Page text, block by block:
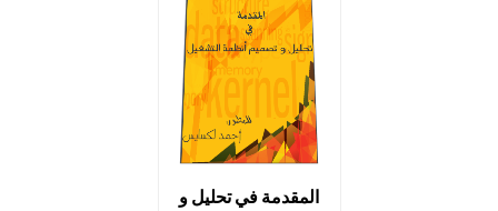
المقدمة في تحليل و